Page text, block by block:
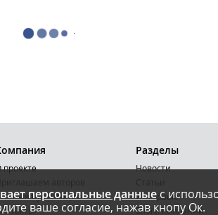
персональные данныес
ваше согласие, нажав кнопу Ок.
проекте
публикации
Разделы
Новости
Интервью
Блоги компаний